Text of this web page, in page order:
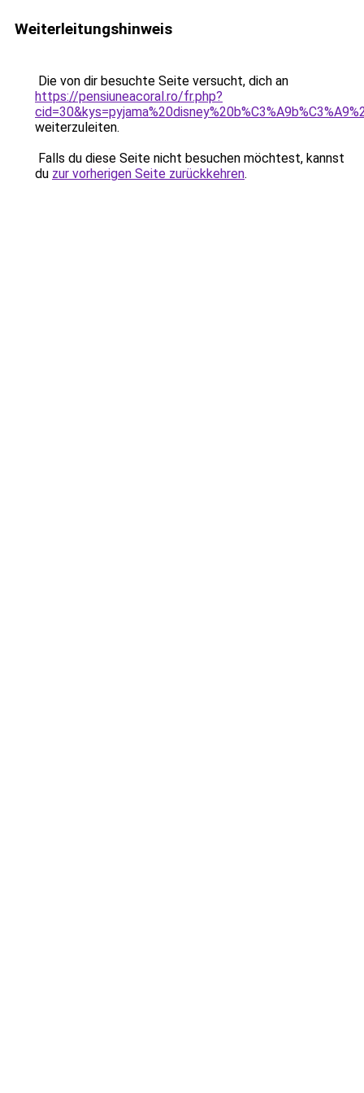
Weiterleitungshinweis
Die von dir besuchte Seite versucht, dich an
https://pensiuneacoral.ro/fr.php?
weiterzuleiten.
Falls du diese Seite nicht besuchen möchtest, kannst
du zur vorherigen Seite zurückkehren.